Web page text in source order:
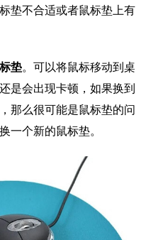
垫不合适或者鼠标垫上有
垫。可以将鼠标移动到桌
是会出现卡顿，如果换到
那么很可能是鼠标垫的问
一个新的鼠标垫。